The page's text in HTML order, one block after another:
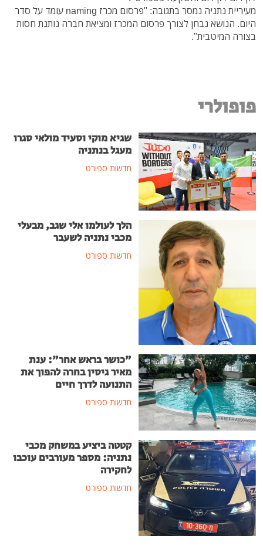
מעיריית נתניה נמסר בתגובה: "פרסום מכרז naming עומד על סדר
היום. הנושא נבחן לצורך פרסום המכרז ומציאת חברה נותנת חסות
בצורה המיטבית".
פופולרי
שגיא מוקי וסעיד מולאי סגרו
מעגל בנתניה
חדשות ספורט
הלך לעולמו אלי שגב, מבעלי
מכבי נתניה לשעבר
חדשות ספורט
"כושר בראש אחר": ענת
מאיר גיסין בחרה להפוך את
התנועה לדרך חיים
חדשות ספורט
קטטה ביציע במשחק מכבי
נתניה: מספר מעורבים עוכבו
לחקירה
חדשות ספורט